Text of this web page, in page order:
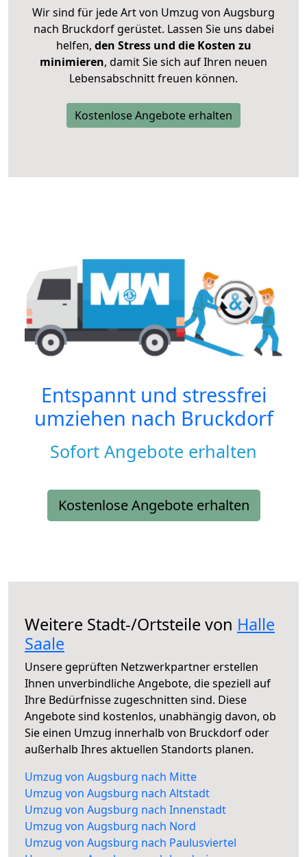
Wir sind für jede Art von Umzug von Augsburg
nach Bruckdorf gerüstet. Lassen Sie uns dabei
helfen, den Stress und die Kosten zu
minimieren, damit Sie sich auf Ihren neuen
Lebensabschnitt freuen können.
Kostenlose Angebote erhalten
Entspannt und stressfrei
umziehen nach Bruckdorf
Sofort Angebote erhalten
Kostenlose Angebote erhalten
Weitere Stadt-/Ortsteile von Halle
Saale
Unsere geprüften Netzwerkpartner erstellen
Ihnen unverbindliche Angebote, die speziell auf
Ihre Bedürfnisse zugeschnitten sind. Diese
Angebote sind kostenlos, unabhängig davon, ob
Sie einen Umzug innerhalb von Bruckdorf oder
außerhalb Ihres aktuellen Standorts planen.
Umzug von Augsburg nach Mitte
Umzug von Augsburg nach Altstadt
Umzug von Augsburg nach Innenstadt
Umzug von Augsburg nach Nord
Umzug von Augsburg nach Paulusviertel